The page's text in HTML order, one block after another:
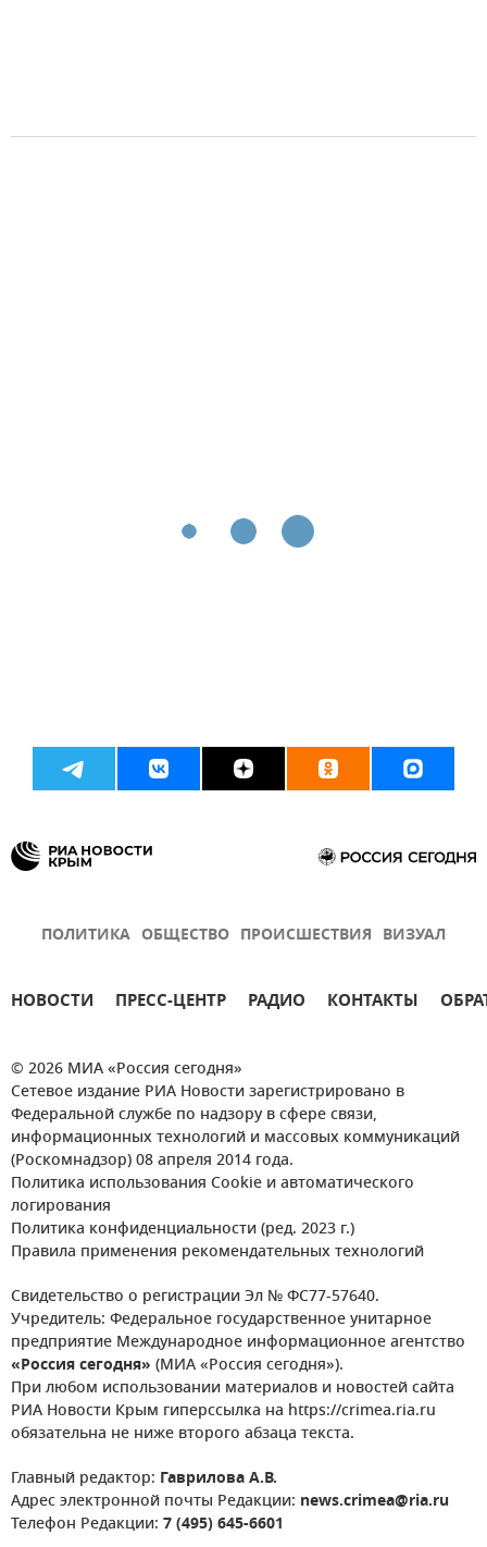
ПОЛИТИКА ОБЩЕСТВО ПРОИСШЕСТВИЯ ВИЗУАЛ
НОВОСТИ ПРЕСС-ЦЕНТР РАДИО КОНТАКТЫ
© 2026 МИА «Россия сегодня»
Сетевое издание РИА Новости зарегистрировано в
Федеральной службе по надзору в сфере связи,
информационных технологий и массовых коммуникаций
(Роскомнадзор) 08 апреля 2014 года.
Политика использования Cookie и автоматического
логирования
Политика конфиденциальности (ред. 2023 г.)
Правила применения рекомендательных технологий
Свидетельство о регистрации Эл № ФС77-57640.
Учредитель: Федеральное государственное унитарное
предприятие Международное информационное агентство
«Россия сегодня» (МИА «Россия сегодня»).
При любом использовании материалов и новостей сайта
РИА Новости Крым гиперссылка на https://crimea.ria.ru
обязательна не ниже второго абзаца текста.
Главный редактор: Гаврилова А.В.
Адрес электронной почты Редакции: news.crimea@ria.ru
Телефон Редакции: 7 (495) 645-6601